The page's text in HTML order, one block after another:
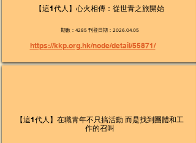
【這1代人】心火相傳：從世青之旅開始
期數：4285 刊登日期：2026.04.05
https://kkp.org.hk/node/detail/55871/
【這1代人】在職青年不只搞活動 而是找到團體和工
作的召叫